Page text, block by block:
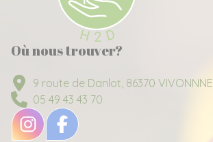
Où nous trouver?
9 route de Danlot, 86370 VIVONNNE
05 49 43 43 70